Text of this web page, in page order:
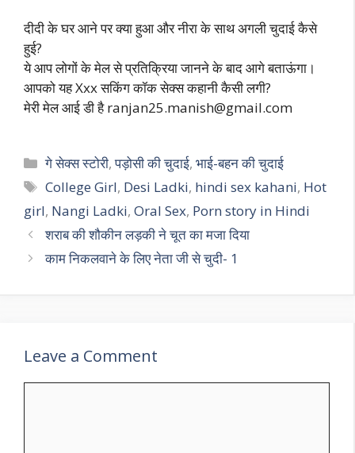
दीदी के घर आने पर क्या हुआ और नीरा के साथ अगली चुदाई कैसे
हुई?
ये आप लोगों के मेल से प्रतिक्रिया जानने के बाद आगे बताऊंगा।
आपको यह Xxx सकिंग कॉक सेक्स कहानी कैसी लगी?
मेरी मेल आई डी हैranjan25.manish@gmail.com
Categories
गे सेक्स स्टोरी,पड़ोसी की चुदाई,भाई-बहन की चुदाई
Tags
College Girl, Desi Ladki, hindi sex kahani, Hot
girl, Nangi Ladki, Oral Sex, Porn story in Hindi
शराब की शौकीन लड़की ने चूत का मजा दिया
काम निकलवाने के लिए नेता जी से चुदी- 1
Leave a Comment